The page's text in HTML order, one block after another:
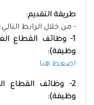
طريقة التقديم:
- من خلال الرابط التالي:
وظيفة):
اضغط هنا
وظيفة):